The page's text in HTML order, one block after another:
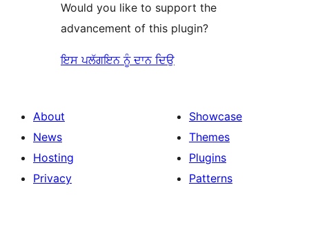
Would you like to support the
advancement of this plugin?
ਇਸ ਪਲੱਗਇਨ ਨੂੰ ਦਾਨ ਦਿਉ
About
News
Hosting
Privacy
Showcase
Themes
Plugins
Patterns